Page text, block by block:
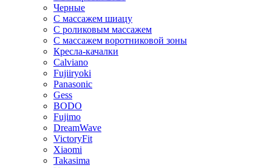
Черные
С массажем шиацу
С роликовым массажем
С массажем воротниковой зоны
Кресла-качалки
Calviano
Fujiiryoki
Panasonic
Gess
BODO
Fujimo
DreamWave
VictoryFit
Xiaomi
Takasima